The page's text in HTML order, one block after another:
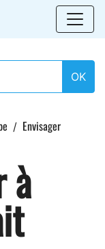
OK
Envisager
à